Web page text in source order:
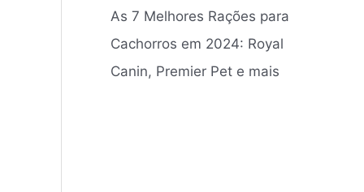
As 7 Melhores Rações para
Cachorros em 2024: Royal
Canin, Premier Pet e mais